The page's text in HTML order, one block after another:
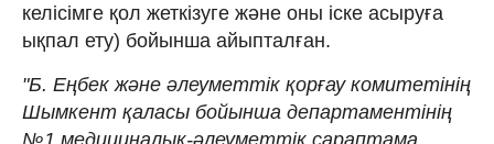
келісімге қол жеткiзуге және оны iске асыруға
ықпал ету) бойынша айыпталған.
"Б. Еңбек және әлеуметтік қорғау комитетінің
Шымкент қаласы бойынша департаментінің
№1 медициналық-әлеуметтік сараптама